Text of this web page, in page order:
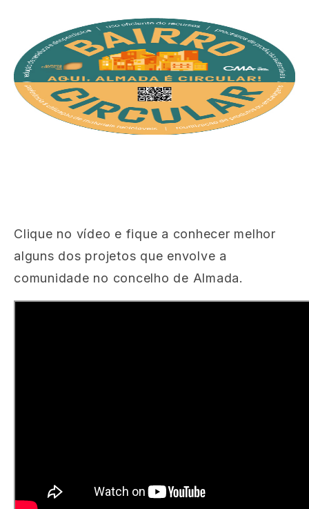
Clique no vídeo e fique a conhecer melhor
alguns dos projetos que envolve a
comunidade no concelho de Almada.